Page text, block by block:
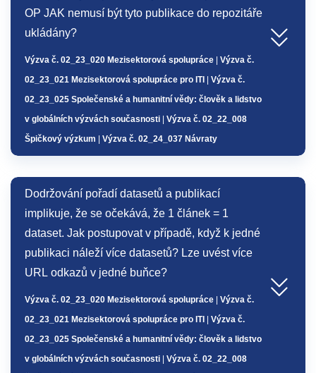
OP JAK nemusí být tyto publikace do repozitáře
ukládány?
Výzva č. 02_23_020 Mezisektorová spolupráce
Výzva č.
02_23_021 Mezisektorová spolupráce pro ITI
Výzva č.
02_23_025 Společenské a humanitní vědy: člověk a lidstvo
v globálních výzvách současnosti
Výzva č. 02_22_008
Špičkový výzkum
Výzva č. 02_24_037 Návraty
Dodržování pořadí datasetů a publikací
implikuje, že se očekává, že 1 článek = 1
dataset. Jak postupovat v případě, když k jedné
publikaci náleží více datasetů? Lze uvést více
URL odkazů v jedné buňce?
Výzva č. 02_23_020 Mezisektorová spolupráce
Výzva č.
02_23_021 Mezisektorová spolupráce pro ITI
Výzva č.
02_23_025 Společenské a humanitní vědy: člověk a lidstvo
v globálních výzvách současnosti
Výzva č. 02_22_008